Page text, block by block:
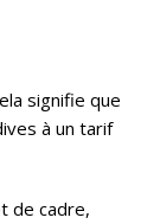
signifie que
à un tarif
de cadre,